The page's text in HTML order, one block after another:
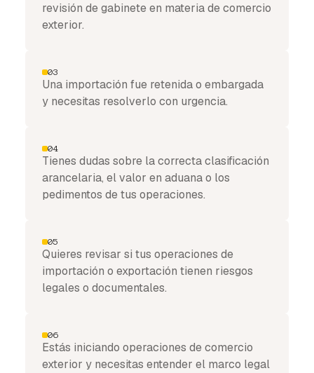
revisión de gabinete en materia de comercio
exterior.
03
Una importación fue retenida o embargada
y necesitas resolverlo con urgencia.
04
Tienes dudas sobre la correcta clasificación
arancelaria, el valor en aduana o los
pedimentos de tus operaciones.
05
Quieres revisar si tus operaciones de
importación o exportación tienen riesgos
legales o documentales.
06
Estás iniciando operaciones de comercio
exterior y necesitas entender el marco legal